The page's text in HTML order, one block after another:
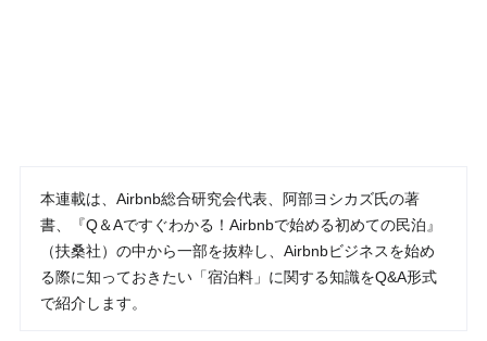
本連載は、Airbnb総合研究会代表、阿部ヨシカズ氏の著
書、『Q＆Aですぐわかる！Airbnbで始める初めての民泊』
（扶桑社）の中から一部を抜粋し、Airbnbビジネスを始め
る際に知っておきたい「宿泊料」に関する知識をQ&A形式
で紹介します。